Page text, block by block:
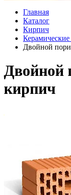
Главная
Каталог
Кирпич
Двойной
Двойной
кирпич